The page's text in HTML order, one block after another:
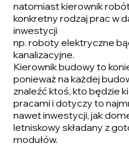
natomiast kierownik
konkretny rodzaj prac w
inwestycji
np. roboty elektryczne
kanalizacyjne.
Kierownik budowy to
ponieważ na każdej
znaleźć ktoś, kto będzie
pracami i dotyczy to
nawet inwestycji, jak
letniskowy składany z
modułów.